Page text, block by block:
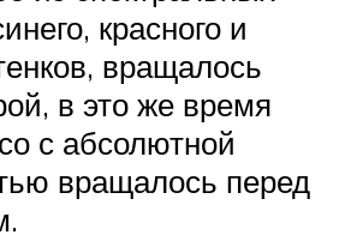
красного и
вращалось
в это же время
с абсолютной
вращалось перед